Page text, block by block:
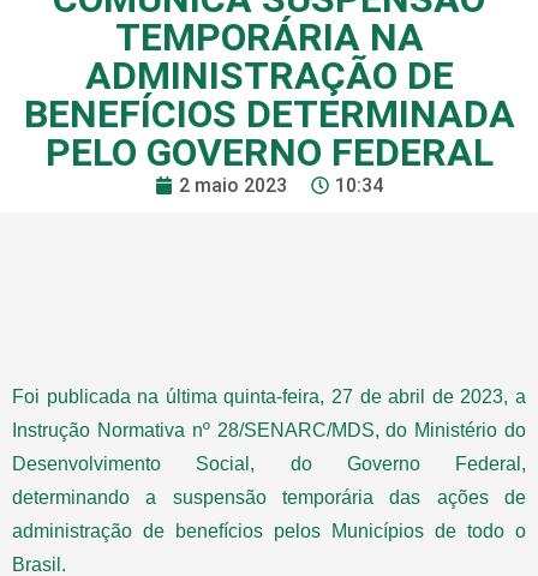
TEMPORÁRIA NA
ADMINISTRAÇÃO DE
BENEFÍCIOS DETERMINADA
PELO GOVERNO FEDERAL
2 maio 2023 10:34
Foi publicada na última quinta-feira, 27 de abril de 2023, a
Instrução Normativa nº 28/SENARC/MDS, do Ministério do
Desenvolvimento Social, do Governo Federal,
determinando a suspensão temporária das ações de
administração de benefícios pelos Municípios de todo o
Brasil.